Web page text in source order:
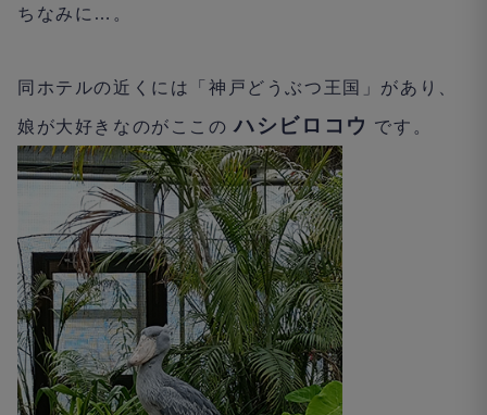
ちなみに … 。
同ホテルの近くには「神戸どうぶつ王国」があり、
娘が大好きなのがここのハシビロコウ です。